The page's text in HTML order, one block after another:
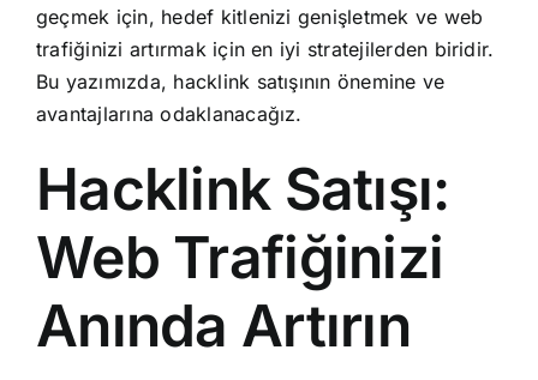
geçmek için, hedef kitlenizi genişletmek ve web
trafiğinizi artırmak için en iyi stratejilerden biridir.
Bu yazımızda, hacklink satışının önemine ve
avantajlarına odaklanacağız.
Hacklink Satışı:
Web Trafiğinizi
Anında Artırın